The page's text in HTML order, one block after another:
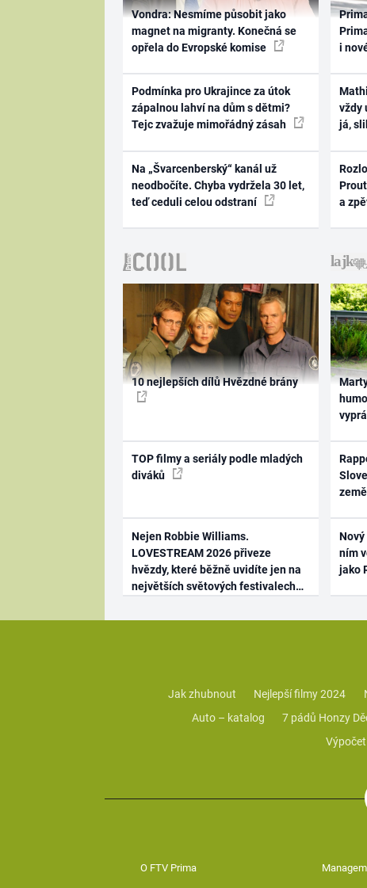
Vondra: Nesmíme působit jako
magnet na migranty. Konečná se
opřela do Evropské komise
Podmínka pro Ukrajince za útok
zápalnou lahví na dům s dětmi?
Tejc zvažuje mimořádný zásah
Na „Švarcenberský“ kanál už
neodbočíte. Chyba vydržela 30 let,
teď ceduli celou odstraní
i
vždy
já,
a
10 nejlepších dílů Hvězdné brány
TOP filmy a seriály podle mladých
diváků
Nejen Robbie Williams.
LOVESTREAM 2026 přiveze
hvězdy, které běžně uvidíte jen na
největších světových festivalech
Nový
ním
jako
Jak zhubnout Nejlepší filmy 2024
Auto – katalog
7 pádů Honzy
O FTV Prima